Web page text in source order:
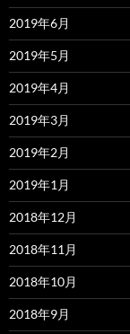
2019年6月
2019年5月
2019年4月
2019年3月
2019年2月
2019年1月
2018年12月
2018年11月
2018年10月
2018年9月